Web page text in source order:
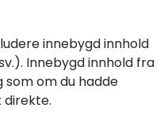
innebygd innhold
Innebygd innhold fra
om du hadde